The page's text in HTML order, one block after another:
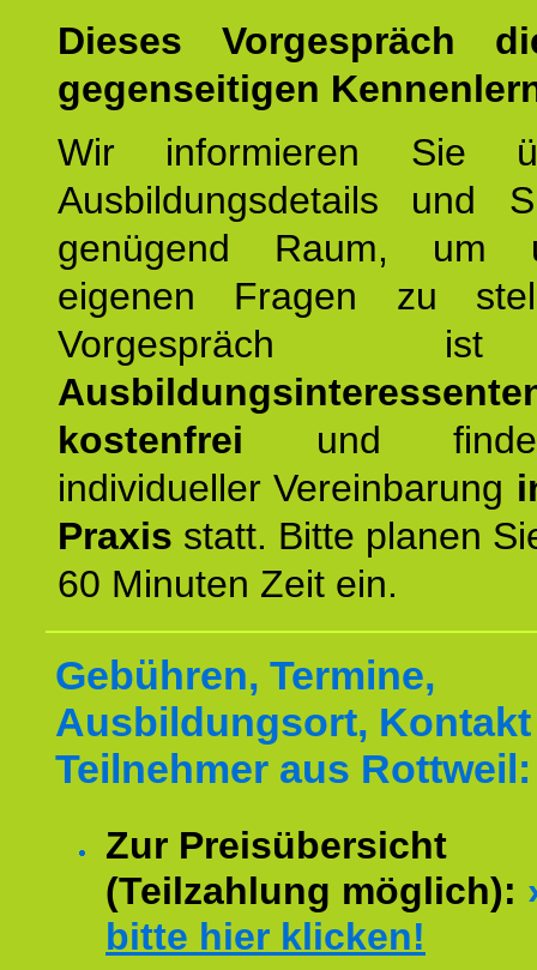
Dieses Vorgespräch
gegenseitigen
Wir informieren Sie
Ausbildungsdetails und
genügend Raum, um
eigenen Fragen zu
kostenfrei und
individueller Vereinbarung
Praxis statt. Bitte planen
60 Minuten Zeit ein.
Gebühren, Termine,
Ausbildungsort,
Teilnehmer aus Rottweil:
Zur Preisübersicht
(Teilzahlung möglich):
bitte hier klicken!